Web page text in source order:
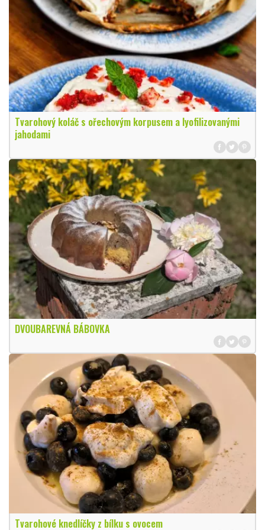
Tvarohový koláč s ořechovým korpusem a lyofilizovanými
jahodami
DVOUBAREVNÁ BÁBOVKA
Tvarohové knedlíčky z bílku s ovocem